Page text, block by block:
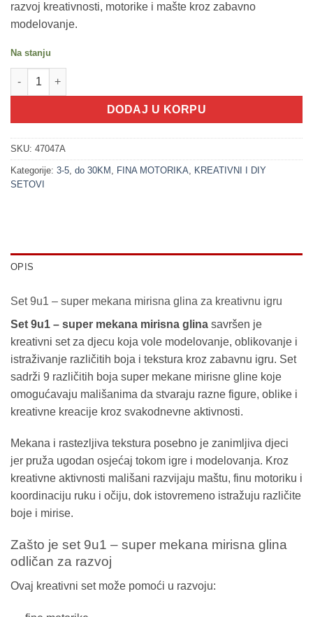
razvoj kreativnosti, motorike i mašte kroz zabavno
modelovanje.
Na stanju
200342 Set 9u1 - super mekana mirisna glina količina
DODAJ U KORPU
SKU: 47047A
Kategorije: 3-5 do 30KM FINA MOTORIKA
KREATIVNI I DIY
SETOVI
OPIS
Set 9u1 – super mekana mirisna glina za kreativnu igru
Set 9u1 – super mekana mirisna glina savršen je
kreativni set za djecu koja vole modelovanje, oblikovanje i
istraživanje različitih boja i tekstura kroz zabavnu igru. Set
sadrži 9 različitih boja super mekane mirisne gline koje
omogućavaju mališanima da stvaraju razne figure, oblike i
kreativne kreacije kroz svakodnevne aktivnosti.
Mekana i rastezljiva tekstura posebno je zanimljiva djeci
jer pruža ugodan osjećaj tokom igre i modelovanja. Kroz
kreativne aktivnosti mališani razvijaju maštu, finu motoriku i
koordinaciju ruku i očiju, dok istovremeno istražuju različite
boje i mirise.
Zašto je set 9u1 – super mekana mirisna glina
odličan za razvoj
Ovaj kreativni set može pomoći u razvoju: